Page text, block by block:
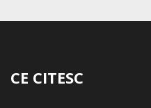
CE CITESC